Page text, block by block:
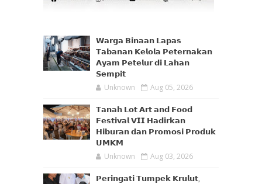
𝗪𝗮𝗿𝗴𝗮 𝗕𝗶𝗻𝗮𝗮𝗻 𝗟𝗮𝗽𝗮𝘀
𝗧𝗮𝗯𝗮𝗻𝗮𝗻 𝗞𝗲𝗹𝗼𝗹𝗮 𝗣𝗲𝘁𝗲𝗿𝗻𝗮𝗸𝗮𝗻
𝗔𝘆𝗮𝗺 𝗣𝗲𝘁𝗲𝗹𝘂𝗿 𝗱𝗶 𝗟𝗮𝗵𝗮𝗻
𝗦𝗲𝗺𝗽𝗶𝘁
Unknown Aug 05, 2026
𝗧𝗮𝗻𝗮𝗵 𝗟𝗼𝘁 𝗔𝗿𝘁 𝗮𝗻𝗱 𝗙𝗼𝗼𝗱
𝗙𝗲𝘀𝘁𝗶𝘃𝗮𝗹 𝗩𝗜𝗜 𝗛𝗮𝗱𝗶𝗿𝗸𝗮𝗻
𝗛𝗶𝗯𝘂𝗿𝗮𝗻 𝗱𝗮𝗻 𝗣𝗿𝗼𝗺𝗼𝘀𝗶 𝗣𝗿𝗼𝗱𝘂𝗸
𝗨𝗠𝗞𝗠
Unknown Aug 03, 2026
𝗣𝗲𝗿𝗶𝗻𝗴𝗮𝘁𝗶 𝗧𝘂𝗺𝗽𝗲𝗸 𝗞𝗿𝘂𝗹𝘂𝘁,